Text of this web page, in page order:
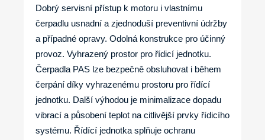
Dobrý servisní přístup k motoru i vlastnímu
čerpadlu usnadní a zjednoduší preventivní údržby
a případné opravy. Odolná konstrukce pro účinný
provoz. Vyhrazený prostor pro řídicí jednotku.
Čerpadla PAS lze bezpečně obsluhovat i během
čerpání díky vyhrazenému prostoru pro řídící
jednotku. Další výhodou je minimalizace dopadu
vibrací a působení teplot na citlivější prvky řídicího
systému. Řídící jednotka splňuje ochranu